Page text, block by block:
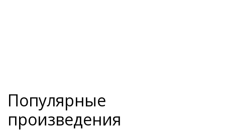
Популярные
произведения